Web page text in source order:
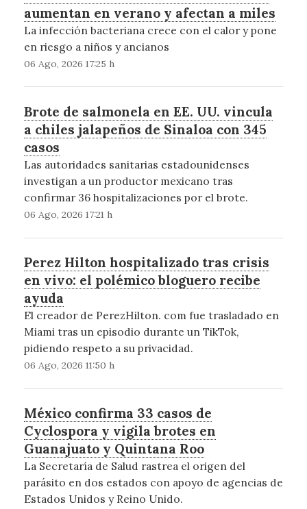
aumentan en verano y afectan a miles
La infección bacteriana crece con el calor y pone
en riesgo a niños y ancianos
06 Ago, 2026 17:25 h
Brote de salmonela en EE. UU. vincula
a chiles jalapeños de Sinaloa con 345
casos
Las autoridades sanitarias estadounidenses
investigan a un productor mexicano tras
confirmar 36 hospitalizaciones por el brote.
06 Ago, 2026 17:21 h
Perez Hilton hospitalizado tras crisis
en vivo: el polémico bloguero recibe
ayuda
El creador de PerezHilton. com fue trasladado en
Miami tras un episodio durante un TikTok,
pidiendo respeto a su privacidad.
06 Ago, 2026 11:50 h
México confirma 33 casos de
Cyclospora y vigila brotes en
Guanajuato y Quintana Roo
La Secretaría de Salud rastrea el origen del
parásito en dos estados con apoyo de agencias de
Estados Unidos y Reino Unido.